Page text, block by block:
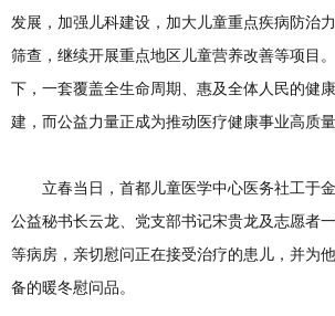
发展，加强儿科建设，加大儿童重点疾病防治
筛查，继续开展重点地区儿童营养改善等项目
下，一套覆盖全生命周期、惠及全体人民的健
建，而公益力量正成为推动医疗健康事业高质
立春当日，首都儿童医学中心医务社工于
公益秘书长云龙、党支部书记宋贵龙及志愿者
等病房，亲切慰问正在接受治疗的患儿，并为
备的暖冬慰问品。